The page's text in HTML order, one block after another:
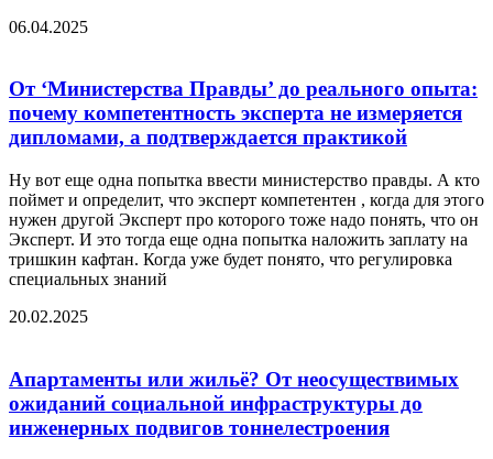
06.04.2025
От ‘Министерства Правды’ до реального опыта:
почему компетентность эксперта не измеряется
дипломами, а подтверждается практикой
Ну вот еще одна попытка ввести министерство правды. А кто
поймет и определит, что эксперт компетентен , когда для этого
нужен другой Эксперт про которого тоже надо понять, что он
Эксперт. И это тогда еще одна попытка наложить заплату на
тришкин кафтан. Когда уже будет понято, что регулировка
специальных знаний
20.02.2025
Апартаменты или жильё? От неосуществимых
ожиданий социальной инфраструктуры до
инженерных подвигов тоннелестроения